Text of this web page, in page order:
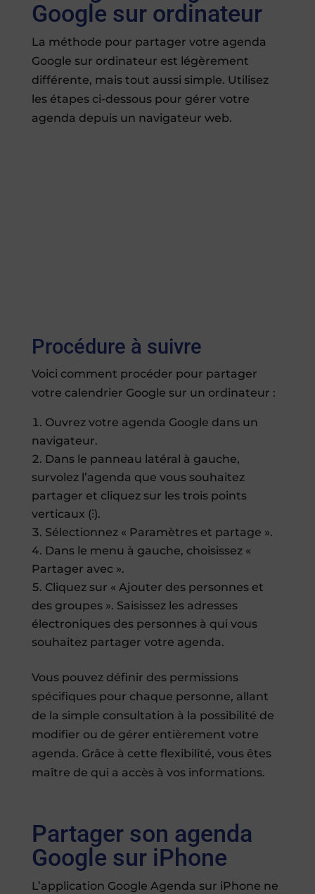
Google sur ordinateur
La méthode pour partager votre agenda
Google sur ordinateur est légèrement
différente, mais tout aussi simple. Utilisez
les étapes ci-dessous pour gérer votre
agenda depuis un navigateur web.
Procédure à suivre
Voici comment procéder pour partager
votre calendrier Google sur un ordinateur :
Ouvrez votre agenda Google dans un
navigateur.
Dans le panneau latéral à gauche,
survolez l’agenda que vous souhaitez
partager et cliquez sur les trois points
verticaux (⁝).
Sélectionnez « Paramètres et partage ».
Dans le menu à gauche, choisissez «
Partager avec ».
Cliquez sur « Ajouter des personnes et
des groupes ». Saisissez les adresses
électroniques des personnes à qui vous
souhaitez partager votre agenda.
Vous pouvez définir des permissions
spécifiques pour chaque personne, allant
de la simple consultation à la possibilité de
modifier ou de gérer entièrement votre
agenda. Grâce à cette flexibilité, vous êtes
maître de qui a accès à vos informations.
Partager son agenda
Google sur iPhone
L’application Google Agenda sur iPhone ne